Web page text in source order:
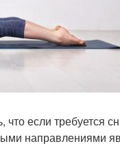
если требуется
направлениями